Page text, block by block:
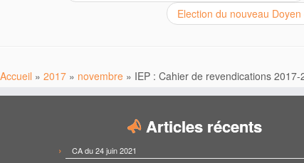
Election du nouveau
Accueil » 2017 » novembre » IEP : Cahier de revendications 2017-
Articles récents
CA du 24 juin 2021